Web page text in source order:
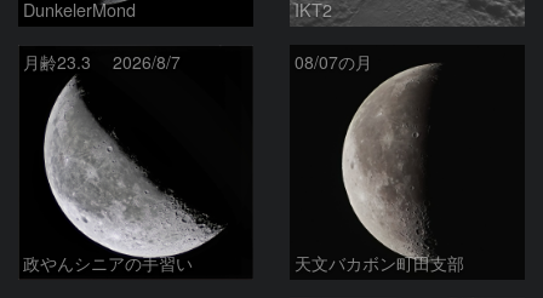
DunkelerMond IKT2
月齢23.3 2026/8/7
政やんシニアの手習い
08/07の月
天文バカボン町田支部